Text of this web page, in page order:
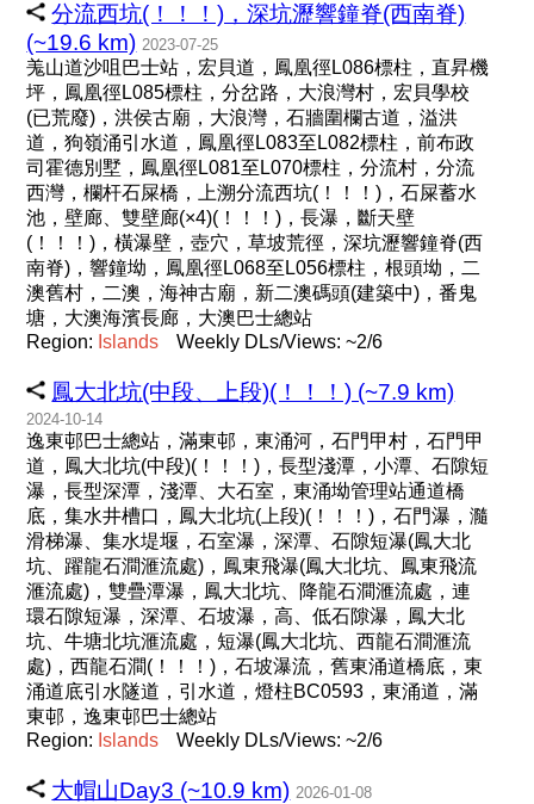
分流西坑(！！！)，深坑瀝響鐘脊(西南脊)
(~19.6 km) 2023-07-25
羗山道沙咀巴士站，宏貝道，鳳凰徑L086標柱，直昇機
坪，鳳凰徑L085標柱，分岔路，大浪灣村，宏貝學校
(已荒廢)，洪侯古廟，大浪灣，石牆圍欄古道，溢洪
道，狗嶺涌引水道，鳳凰徑L083至L082標柱，前布政
司霍德別墅，鳳凰徑L081至L070標柱，分流村，分流
西灣，欄杆石屎橋，上溯分流西坑(！！！)，石屎蓄水
池，壁廊、雙壁廊(×4)(！！！)，長瀑，斷天壁
(！！！)，橫瀑壁，壺穴，草坡荒徑，深坑瀝響鐘脊(西
南脊)，響鐘坳，鳳凰徑L068至L056標柱，根頭坳，二
澳舊村，二澳，海神古廟，新二澳碼頭(建築中)，番鬼
塘，大澳海濱長廊，大澳巴士總站
Region: Islands Weekly DLs/Views: ~2/6
鳳大北坑(中段、上段)(！！！) (~7.9 km)
2024-10-14
逸東邨巴士總站，滿東邨，東涌河，石門甲村，石門甲
道，鳳大北坑(中段)(！！！)，長型淺潭，小潭、石隙短
瀑，長型深潭，淺潭、大石室，東涌坳管理站通道橋
底，集水井槽口，鳳大北坑(上段)(！！！)，石門瀑，瀡
滑梯瀑、集水堤堰，石室瀑，深潭、石隙短瀑(鳳大北
坑、躍龍石澗滙流處)，鳳東飛瀑(鳳大北坑、鳳東飛流
滙流處)，雙疊潭瀑，鳳大北坑、降龍石澗滙流處，連
環石隙短瀑，深潭、石坡瀑，高、低石隙瀑，鳳大北
坑、牛塘北坑滙流處，短瀑(鳳大北坑、西龍石澗滙流
處)，西龍石澗(！！！)，石坡瀑流，舊東涌道橋底，東
涌道底引水隧道，引水道，燈柱BC0593，東涌道，滿
東邨，逸東邨巴士總站
Region: Islands Weekly DLs/Views: ~2/6
大帽山Day3 (~10.9 km) 2026-01-08